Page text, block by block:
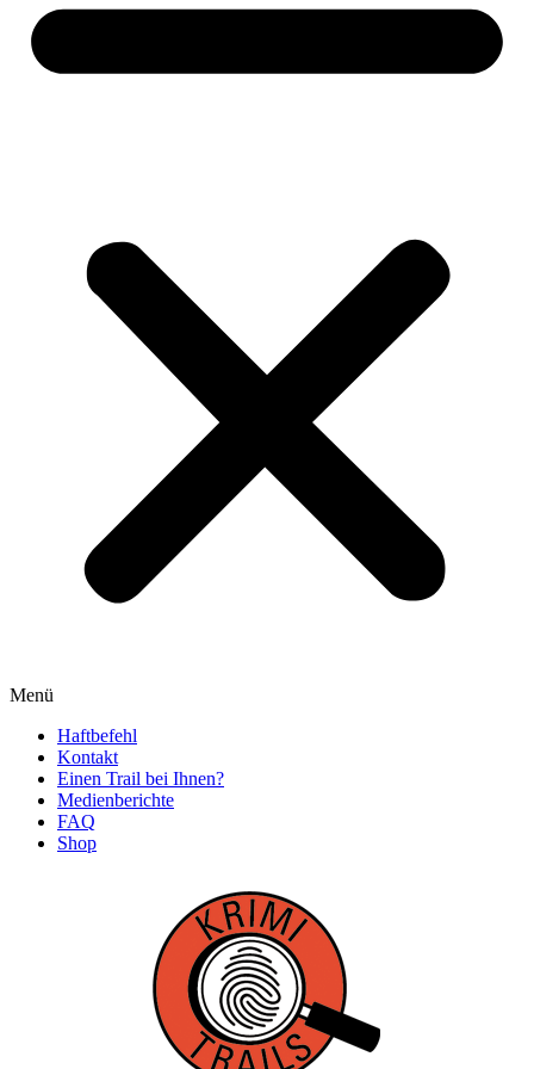
Menü
Haftbefehl
Kontakt
Einen Trail bei Ihnen?
Medienberichte
FAQ
Shop